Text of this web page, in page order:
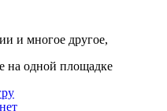
и многое другое,
на одной площадке